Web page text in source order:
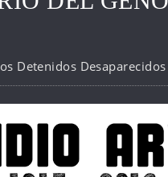
Detenidos Desaparecidos